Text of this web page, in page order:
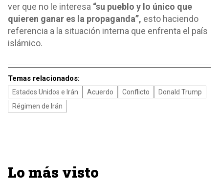
ver que no le interesa “su pueblo y lo único que
quieren ganar es la propaganda”, esto haciendo
referencia a la situación interna que enfrenta el país
islámico.
Temas relacionados:
Estados Unidos e Irán Acuerdo Conflicto
Donald Trump
Régimen de Irán
Lo más visto